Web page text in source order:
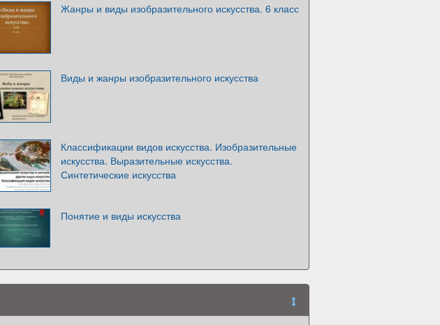
Жанры и виды изобразительного искусства. 6 класс
Виды и жанры изобразительного искусства
Классификации видов искусства. Изобразительные
искусства. Выразительные искусства.
Синтетические искусства
Понятие и виды искусства